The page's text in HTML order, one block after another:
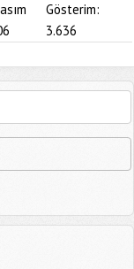
Gösterim:
3.636